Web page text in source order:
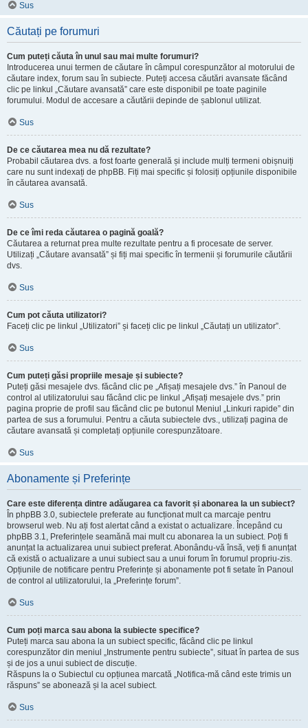
Sus
Căutați pe forumuri
Cum puteți căuta în unul sau mai multe forumuri?
Introducerea unui termen de căutare în câmpul corespunzător al motorului de
căutare index, forum sau în subiecte. Puteți accesa căutări avansate făcând
clic pe linkul „Căutare avansată” care este disponibil pe toate paginile
forumului. Modul de accesare a căutării depinde de șablonul utilizat.
Sus
De ce căutarea mea nu dă rezultate?
Probabil căutarea dvs. a fost foarte generală și include mulți termeni obișnuiți
care nu sunt indexați de phpBB. Fiți mai specific și folosiți opțiunile disponibile
în căutarea avansată.
Sus
De ce îmi reda căutarea o pagină goală?
Căutarea a returnat prea multe rezultate pentru a fi procesate de server.
Utilizați „Căutare avansată” și fiți mai specific în termenii și forumurile căutării
dvs.
Sus
Cum pot căuta utilizatori?
Faceți clic pe linkul „Utilizatori” și faceți clic pe linkul „Căutați un utilizator”.
Sus
Cum puteți găsi propriile mesaje și subiecte?
Puteți găsi mesajele dvs. făcând clic pe „Afișați mesajele dvs.” în Panoul de
control al utilizatorului sau făcând clic pe linkul „Afișați mesajele dvs.” prin
pagina proprie de profil sau făcând clic pe butonul Meniul „Linkuri rapide” din
partea de sus a forumului. Pentru a căuta subiectele dvs., utilizați pagina de
căutare avansată și completați opțiunile corespunzătoare.
Sus
Abonamente și Preferințe
Care este diferența dintre adăugarea ca favorit și abonarea la un subiect?
În phpBB 3.0, subiectele preferate au funcționat mult ca marcaje pentru
browserul web. Nu ați fost alertat când a existat o actualizare. Începând cu
phpBB 3.1, Preferințele seamănă mai mult cu abonarea la un subiect. Poți fi
anunțat la actualizarea unui subiect preferat. Abonându-vă însă, veți fi anunțat
că există o actualizare a unui subiect sau a unui forum în forumul propriu-zis.
Opțiunile de notificare pentru Preferințe și abonamente pot fi setate în Panoul
de control al utilizatorului, la „Preferințe forum”.
Sus
Cum poți marca sau abona la subiecte specifice?
Puteți marca sau abona la un subiect specific, făcând clic pe linkul
corespunzător din meniul „Instrumente pentru subiecte”, situat în partea de sus
și de jos a unui subiect de discuție.
Răspuns la o Subiectul cu opțiunea marcată „Notifica-mă când este trimis un
răspuns” se abonează și la acel subiect.
Sus